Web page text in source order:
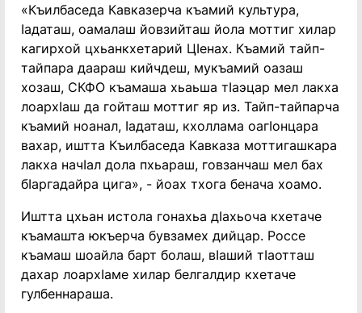
«Къилбаседа Кавказерча къамий культура,
ӏадаташ, оамалаш йовзийташ йола моттиг хилар
кагирхой цхьанкхетарий Цӏенах. Къамий тайп-
тайпара даараш кийчдеш, мукъамий оазаш
хозаш, СКФО къамаша хьаьша тӏаэцар мел лакха
лоархӏаш да гойташ моттиг яр из. Тайп-тайпарча
къамий ноанал, ӏадаташ, кхоллама оагӏонцара
вахар, иштта Къилбаседа Кавказа моттигашкара
лакха начӏал дола пхьараш, говзанчаш мел бах
бӏаргадайра цига», - йоах тхога бенача хоамо.
Иштта цхьан истола гонахьа дӏахьоча кхетаче
къамашта юкъерча бувзамех дийцар. Россе
къамаш шоайла барт болаш, вӏаший тӏаотташ
дахар лоархӏаме хилар белгалдир кхетаче
гулбеннараша.